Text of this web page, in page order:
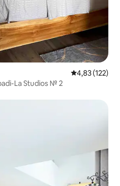
Средна
4,83 (122)
La Studios № 2
гостите